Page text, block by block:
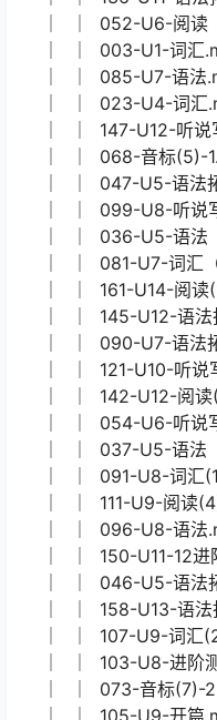
│ │ 053-U6-阅读
│ │ 143-U12-语法
│ │ 040-U5-阅读（
│ │ 062-音标(1)-
│ │ 088-U7-语法拓
│ │ 163-U14-阅读
│ │ 132-U11-阅读
│ │ 129-U11-词汇
│ │ 029-U4-听力
│ │ 106-U9-词汇
│ │ 153-U13-词汇
│ │ 136-U11-语法拓
│ │ 052-U6-阅读
│ │ 003-U1-词汇
│ │ 085-U7-语法
│ │ 023-U4-词汇
│ │ 147-U12-听说
│ │ 068-音标(5)-
│ │ 047-U5-语法拓
│ │ 099-U8-听说写
│ │ 036-U5-语法（
│ │ 081-U7-词汇（
│ │ 161-U14-阅读
│ │ 145-U12-语法
│ │ 090-U7-语法拓
│ │ 121-U10-听说
│ │ 142-U12-阅读